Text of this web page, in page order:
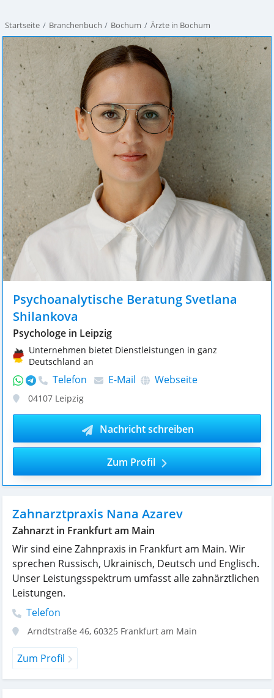
Startseite Branchenbuch Bochum Ärzte in Bochum
Psychoanalytische Beratung Svetlana
Shilankova
Psychologe in Leipzig
Unternehmen bietet Dienstleistungen in ganz
Deutschland an
Telefon E-Mail Webseite
04107 Leipzig
Nachricht schreiben
Zum Profil
Zahnarztpraxis Nana Azarev
Zahnarzt in Frankfurt am Main
Wir sind eine Zahnpraxis in Frankfurt am Main. Wir
sprechen Russisch, Ukrainisch, Deutsch und Englisch.
Unser Leistungsspektrum umfasst alle zahnärztlichen
Leistungen.
Telefon
Arndtstraße 46, 60325 Frankfurt am Main
Zum Profil